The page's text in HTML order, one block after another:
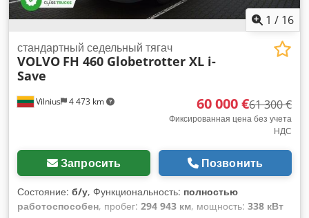
1 / 16
Vilnius 4 473 km
стандартный седельный тягач
VOLVO FH 460 Globetrotter XL i-
Save
60 000 €61 300 €
Фиксированная цена без учета
НДС
Запросить Позвонить
Состояние: б/у, Функциональность: полностью
работоспособен, пробег: 294 943 км, мощность: 338 кВт